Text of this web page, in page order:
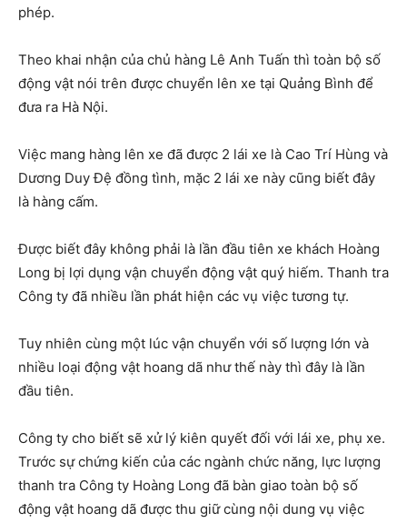
phép.
Theo khai nhận của chủ hàng Lê Anh Tuấn thì toàn bộ số
động vật nói trên được chuyển lên xe tại Quảng Bình để
đưa ra Hà Nội.
Việc mang hàng lên xe đã được 2 lái xe là Cao Trí Hùng và
Dương Duy Đệ đồng tình, mặc 2 lái xe này cũng biết đây
là hàng cấm.
Được biết đây không phải là lần đầu tiên xe khách Hoàng
Long bị lợi dụng vận chuyển động vật quý hiếm. Thanh tra
Công ty đã nhiều lần phát hiện các vụ việc tương tự.
Tuy nhiên cùng một lúc vận chuyển với số lượng lớn và
nhiều loại động vật hoang dã như thế này thì đây là lần
đầu tiên.
Công ty cho biết sẽ xử lý kiên quyết đối với lái xe, phụ xe.
Trước sự chứng kiến của các ngành chức năng, lực lượng
thanh tra Công ty Hoàng Long đã bàn giao toàn bộ số
động vật hoang dã được thu giữ cùng nội dung vụ việc